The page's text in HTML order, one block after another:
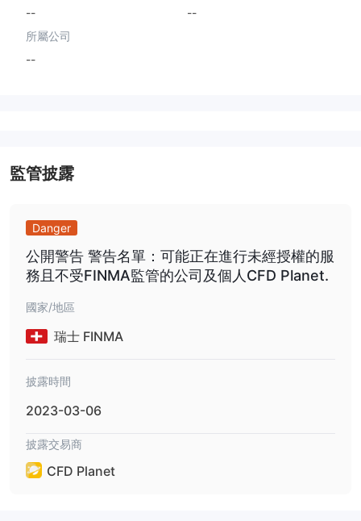
--
--
所屬公司
--
監管披露
Danger
公開警告 警告名單：可能正在進行未經授權的服
務且不受FINMA監管的公司及個人CFD Planet.
國家/地區
瑞士 FINMA
披露時間
2023-03-06
披露交易商
CFD Planet